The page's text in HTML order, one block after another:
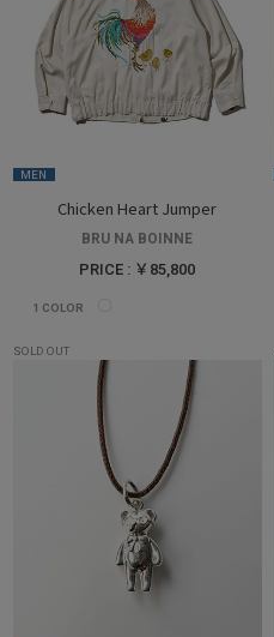
MEN
Chicken Heart Jumper
BRU NA BOINNE
PRICE : ￥85,800
1 COLOR
SOLD OUT